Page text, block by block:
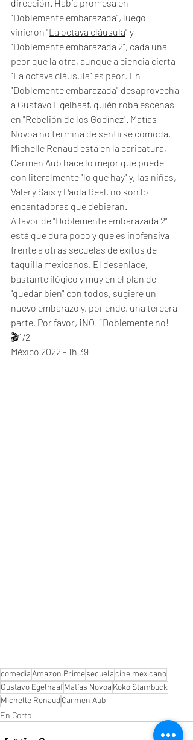
dirección. Había promesa en
"Doblemente embarazada", luego
vinieron "La octava cláusula" y
"Doblemente embarazada 2", cada una
peor que la otra, aunque a ciencia cierta
"La octava cláusula" es peor. En
"Doblemente embarazada" desaprovecha
a Gustavo Egelhaaf, quién roba escenas
en "Rebelión de los Godínez". Matías
Novoa no termina de sentirse cómoda,
Michelle Renaud está en la caricatura,
Carmen Aub hace lo mejor que puede
con literalmente "lo que hay" y, las niñas,
Valery Sais y Paola Real, no son lo
encantadoras que debieran.
A favor de "Doblemente embarazada 2"
está que dura poco y que es inofensiva
frente a otras secuelas de éxitos de
taquilla mexicanos. El desenlace,
bastante ilógico y muy en el plan de
"quedar bien" con todos, sugiere un
nuevo embarazo y, por ende, una tercera
parte. Por favor, ¡NO! ¡Doblemente no!
🎬1/2
México 2022 - 1h 39
comediaAmazon Primesecuelacine mexicano
Gustavo EgelhaafMatías Novoa Koko Stambuck
Michelle RenaudCarmen Aub
En Corto